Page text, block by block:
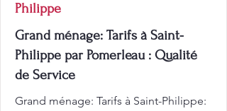
Philippe
Grand ménage: Tarifs à Saint-
Philippe par Pomerleau : Qualité
de Service
Grand ménage: Tarifs à Saint-Philippe: